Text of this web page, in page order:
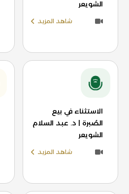
الشويعر
شاهد المزيد
الاستثناء في بيع
الصُبرة | د. عبد السلام
الشويعر
شاهد المزيد